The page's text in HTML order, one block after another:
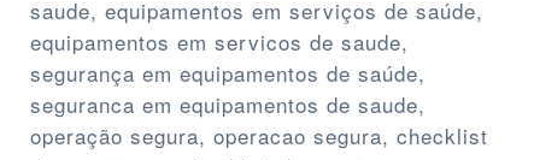
saude, equipamentos em serviços de saúde,
equipamentos em servicos de saude,
segurança em equipamentos de saúde,
seguranca em equipamentos de saude,
operação segura, operacao segura, checklist